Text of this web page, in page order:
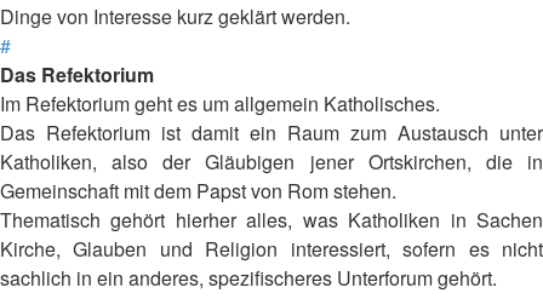
Dinge von Interesse kurz geklärt werden.
#
Das Refektorium
Im Refektorium geht es um allgemein Katholisches.
Das Refektorium ist damit ein Raum zum Austausch unter
Katholiken, also der Gläubigen jener Ortskirchen, die in
Gemeinschaft mit dem Papst von Rom stehen.
Thematisch gehört hierher alles, was Katholiken in Sachen
Kirche, Glauben und Religion interessiert, sofern es nicht
sachlich in ein anderes, spezifischeres Unterforum gehört.